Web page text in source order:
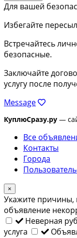
Для вашей
Избегайте
Встречайтесь
безопасные.
Заключайте
услугу после
Message
КуплюСразу.ру —
Все
Контакты
Города
×
Укажите причины,
объявление
Неверная
услуга